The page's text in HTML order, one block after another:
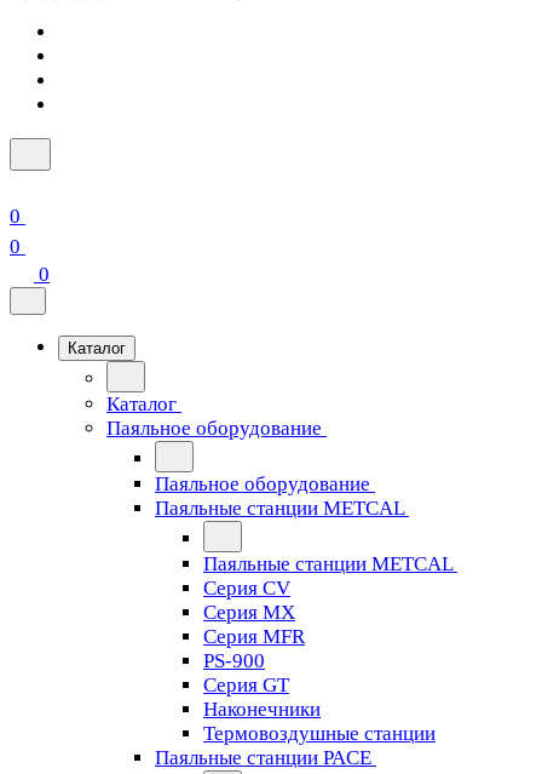
0
0
0
Каталог
Каталог
Паяльное оборудование
Паяльное оборудование
Паяльные станции METCAL
Паяльные станции METCAL
Серия CV
Серия MX
Серия MFR
PS-900
Серия GT
Наконечники
Термовоздушные станции
Паяльные станции PACE